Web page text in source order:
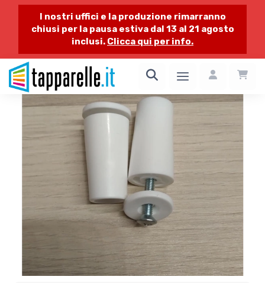
I nostri uffici e la produzione rimarranno
chiusi per la pausa estiva dal 13 al 21 agosto
inclusi. Clicca qui per info.